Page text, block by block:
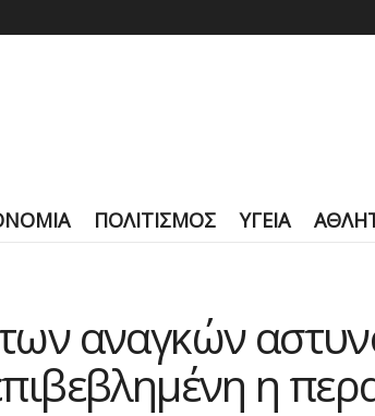
ΠΟΛΙΤΙΣΜΟΣ ΥΓΕΙΑ
αναγκών
η